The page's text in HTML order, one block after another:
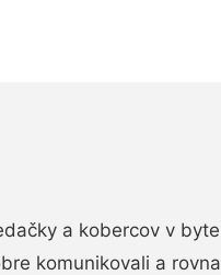
a kobercov v
komunikovali a